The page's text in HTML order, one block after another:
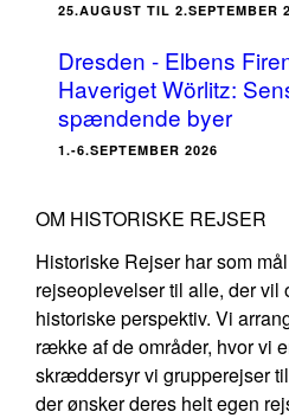
25.AUGUST TIL 2.SEPTEMBER
Dresden - Elbens
Haveriget Wörlitz:
spændende byer
1.-6.SEPTEMBER 2026
OM HISTORISKE REJSER
Historiske Rejser har som
rejseoplevelser til alle, der vil
historiske perspektiv. Vi
række af de områder, hvor vi
skræddersyr vi grupperejser
der ønsker deres helt egen